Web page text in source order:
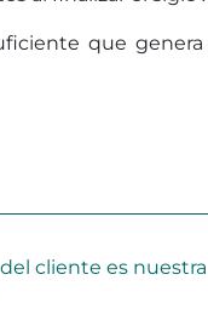
que
cliente es